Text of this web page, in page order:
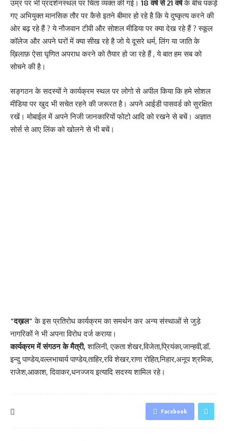
उम्र पर भी प्रदर्शनस्थल पर चिंता व्यक्त की गई। 18 वर्ष से 21 वर्षके बीच पकड़े
गए अभियुक्त मानसिक तौर पर कैसे इतने बीमार हो रहे है कि ये दुष्कृत्य करने की
ओर बढ़ रहे हैं ? ये नौजवान टीवी और सोशल मीडिया पर क्या देख रहे हैं ? स्कूल
कॉलेज और अपने घरों में क्या सीख रहे है जो ये दूसरे धर्म, लिंग या जाति के
ख़िलाफ़ ऐसा घृणित अपराध करने को तैयार हो जा रहे हैं , ये बात हम सब को
सोचने की है।
सङ्गठन के सदस्यों ने कार्यक्रम स्थल पर लोगो से अपील किया कि हमे सोशल
मीडिया पर खुद भी सचेत रहने की जरूरत है। अपने आईडी पासवर्ड को सुरक्षित
रखें। मोबाईल में अपने निजी जानकारियों फोटो आदि को रखने से बचें। अज्ञात
सोर्स से आए लिंक को खोलने से भी बचें।
“दख़ल” के इस प्रतिरोध कार्यक्रम का समर्थन कर अन्य संस्थाओं से जुड़े
नागरिकों ने भी अपना विरोध दर्ज कराया।
कार्यक्रम में संगठन के मैत्री,शालिनी, एकता शेखर,विजेता,प्रियंका,जान्हवी,डॉ.
इन्दु पाण्डेय,वल्लभाचार्य पाण्डेय,ताहिर,रवि शेखर,राणा रोहित,निहार,अनूप श्रमिक,
राजेश,आकाश, दिवाकर,धनज्जय इत्यादि सदस्य शामिल रहे।
Facebook